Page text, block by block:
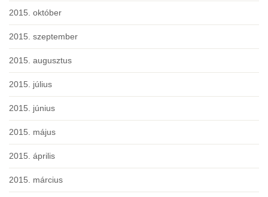
2015. október
2015. szeptember
2015. augusztus
2015. július
2015. június
2015. május
2015. április
2015. március